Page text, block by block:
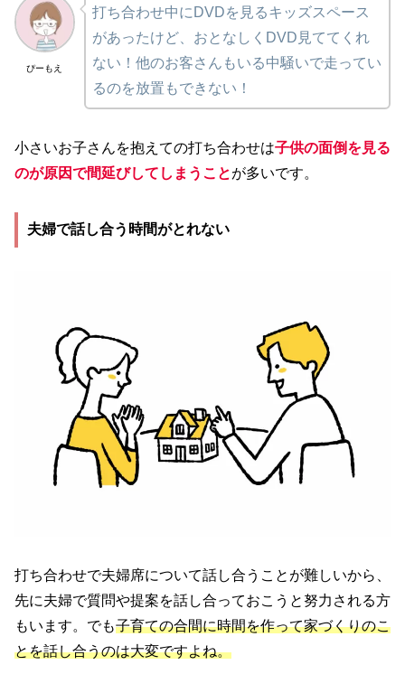
ぴーもえ
打ち合わせ中にDVDを見るキッズスペース
があったけど、おとなしくDVD見ててくれ
ない！他のお客さんもいる中騒いで走ってい
るのを放置もできない！
小さいお子さんを抱えての打ち合わせは子供の面倒を見る
のが原因で間延びしてしまうことが多いです。
夫婦で話し合う時間がとれない
打ち合わせで夫婦席について話し合うことが難しいから、
先に夫婦で質問や提案を話し合っておこうと努力される方
もいます。でも子育ての合間に時間を作って家づくりのこ
とを話し合うのは大変ですよね。